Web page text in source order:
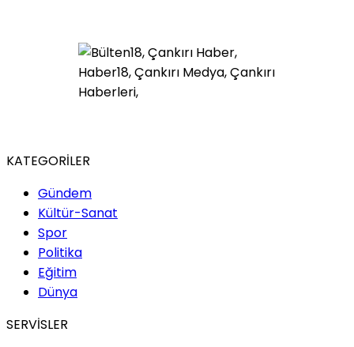
KATEGORİLER
Gündem
Kültür-Sanat
Spor
Politika
Eğitim
Dünya
SERVİSLER